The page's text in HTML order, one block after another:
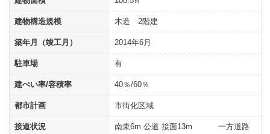
建物構造規模 木造 2階建
築年月（竣工月） 2014年6月
駐車場 有
建ぺい率/容積率 40％/60％
都市計画 市街化区域
接道状況 南東6m 公道 接面13m 一方道路